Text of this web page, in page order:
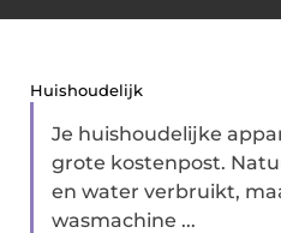
Huishoudelijk
Je huishoudelijke
grote kostenpost.
en water verbruikt,
wasmachine ...